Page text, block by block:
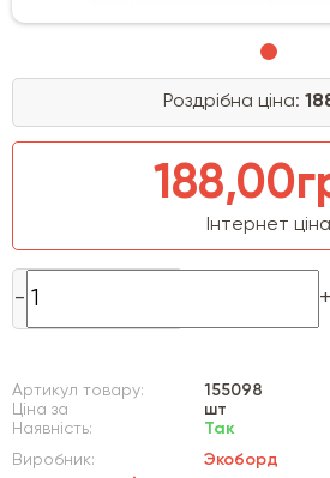
Роздрібна ціна:
Інтернет ціна
Артикул товару:
155098
Ціна за
шт
Наявність:
Так
Виробник:
Экоборд